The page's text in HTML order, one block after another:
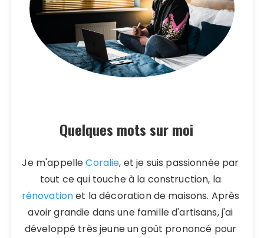
Quelques mots sur moi
Je m'appelleCoralie, et je suis passionnée par
tout ce qui touche à la construction, la
rénovationet la décoration de maisons. Après
avoir grandie dans une famille d'artisans, j'ai
développé très jeune un goût prononcé pour